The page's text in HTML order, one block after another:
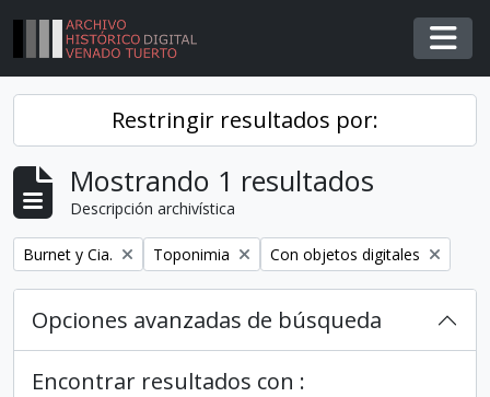
Skip to main content
Restringir resultados por:
Mostrando 1 resultados
Descripción archivística
Remover filtro
Burnet y Cia. Remover filtro
Toponimia Remover filtro
Con objetos digitales
Opciones avanzadas de búsqueda
Encontrar resultados con :